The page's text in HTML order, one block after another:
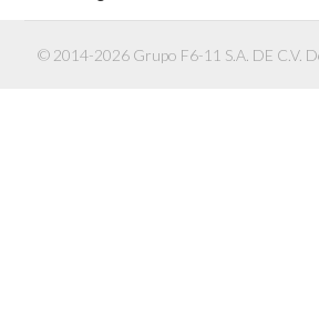
© 2014-2026 Grupo F6-11 S.A. DE C.V.